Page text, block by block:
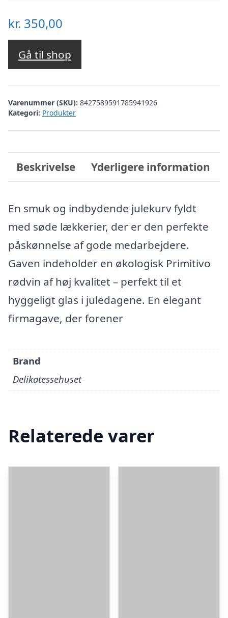
kr. 350,00
Gå til shop
Varenummer (SKU): 8427589591785941926
Kategori: Produkter
Beskrivelse Yderligere information
En smuk og indbydende julekurv fyldt
med søde lækkerier, der er den perfekte
påskønnelse af gode medarbejdere.
Gaven indeholder en økologisk Primitivo
rødvin af høj kvalitet – perfekt til et
hyggeligt glas i juledagene. En elegant
firmagave, der forener
Brand
Delikatessehuset
Relaterede varer